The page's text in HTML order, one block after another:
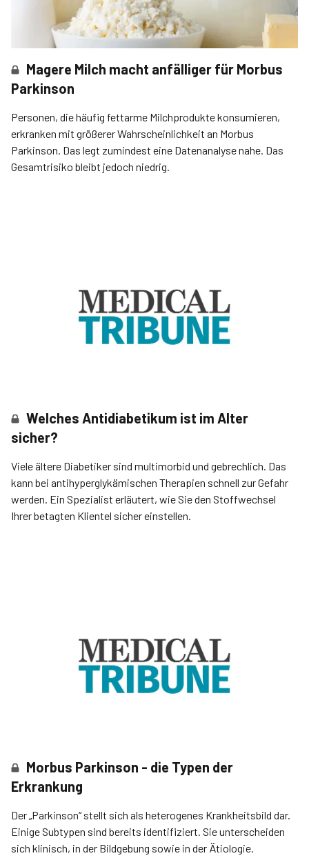
Magere Milch macht anfälliger für Morbus
Parkinson
Personen, die häufig fettarme Milchprodukte konsumieren,
erkranken mit größerer Wahrscheinlichkeit an Morbus
Parkinson. Das legt zumindest eine Datenanalyse nahe. Das
Gesamtrisiko bleibt jedoch niedrig.
Welches Antidiabetikum ist im Alter
sicher?
Viele ältere Diabetiker sind multimorbid und gebrechlich. Das
kann bei antihyperglykämischen Therapien schnell zur Gefahr
werden. Ein Spezialist erläutert, wie Sie den Stoffwechsel
Ihrer betagten Klientel sicher einstellen.
Morbus Parkinson - die Typen der
Erkrankung
Der „Parkinson“ stellt sich als heterogenes Krankheitsbild dar.
Einige Subtypen sind bereits identifiziert. Sie unterscheiden
sich klinisch, in der Bildgebung sowie in der Ätiologie.